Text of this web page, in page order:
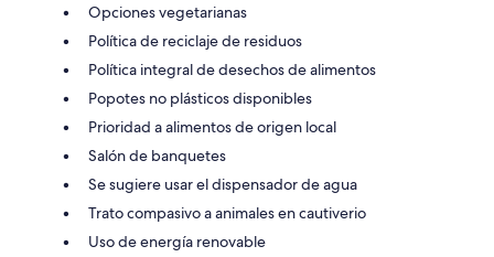
Opciones vegetarianas
Política de reciclaje de residuos
Política integral de desechos de alimentos
Popotes no plásticos disponibles
Prioridad a alimentos de origen local
Salón de banquetes
Se sugiere usar el dispensador de agua
Trato compasivo a animales en cautiverio
Uso de energía renovable